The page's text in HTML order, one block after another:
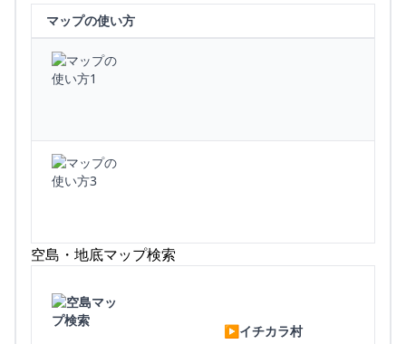
マップの使い方
空島・地底マップ検索
▶イチカラ村